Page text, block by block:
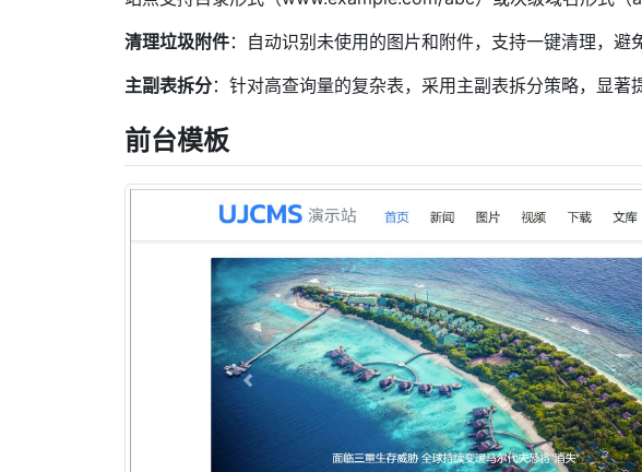
清理垃圾附件：自动识别未使用的图片和附件，支持一键清理，避
主副表拆分：针对高查询量的复杂表，采用主副表拆分策略，显著
前台模板